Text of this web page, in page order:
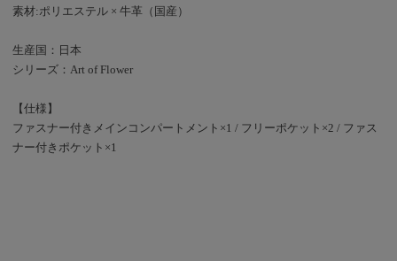
素材:ポリエステル × 牛革（国産）
生産国：日本
シリーズ：Art of Flower
【仕様】
ファスナー付きメインコンパートメント×1 / フリーポケット×2 / ファス
ナー付きポケット×1